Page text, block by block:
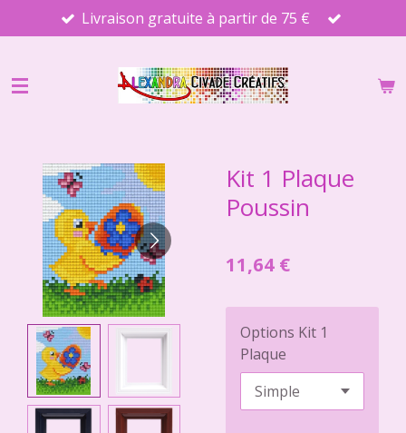
au
principal
Livraison gratuite à partir de 75 €
Kit 1 Plaque
Poussin
11,64 €
Options Kit 1
Plaque